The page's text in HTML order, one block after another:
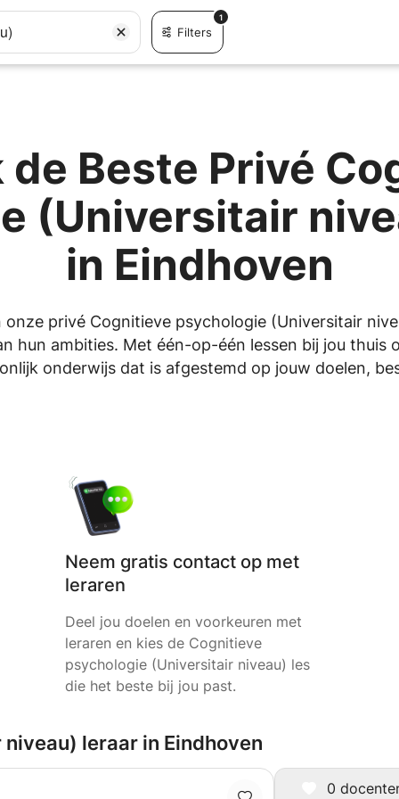
Filters
1
de Beste Privé
(Universitair
in Eindhoven
onze privé Cognitieve psychologie (Universitair
hun ambities. Met één-op-één lessen bij jou thuis
onderwijs dat is afgestemd op jouw doelen,
Neem gratis contact op met
leraren
Deel jou doelen en voorkeuren met
leraren en kies de Cognitieve
psychologie (Universitair niveau) les
die het beste bij jou past.
0
leraar in Eindhoven